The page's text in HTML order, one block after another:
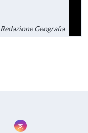
Redazione Geografia